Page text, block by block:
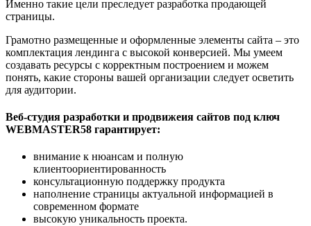
Именно такие цели преследует разработка продающей
страницы.
Грамотно размещенные и оформленные элементы сайта – это
комплектация лендинга с высокой конверсией. Мы умеем
создавать ресурсы с корректным построением и можем
понять, какие стороны вашей организации следует осветить
для аудитории.
Веб-студия разработки и продвижеия сайтов под ключ
WEBMASTER58 гарантирует:
внимание к нюансам и полную
клиентоориентированность
консультационную поддержку продукта
наполнение страницы актуальной информацией в
современном формате
высокую уникальность проекта.